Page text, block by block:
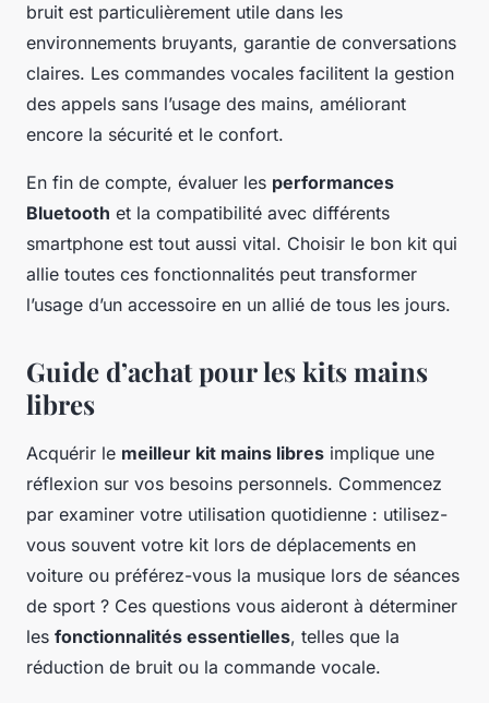
bruit est particulièrement utile dans les
environnements bruyants, garantie de conversations
claires. Les commandes vocales facilitent la gestion
des appels sans l’usage des mains, améliorant
encore la sécurité et le confort.
En fin de compte, évaluer les performances
Bluetooth et la compatibilité avec différents
smartphone est tout aussi vital. Choisir le bon kit qui
allie toutes ces fonctionnalités peut transformer
l’usage d’un accessoire en un allié de tous les jours.
Guide d’achat pour les kits mains
libres
Acquérir le meilleur kit mains libres implique une
réflexion sur vos besoins personnels. Commencez
par examiner votre utilisation quotidienne : utilisez-
vous souvent votre kit lors de déplacements en
voiture ou préférez-vous la musique lors de séances
de sport ? Ces questions vous aideront à déterminer
les fonctionnalités essentielles, telles que la
réduction de bruit ou la commande vocale.